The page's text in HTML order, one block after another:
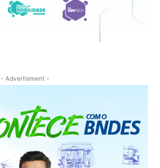
- Advertisment -